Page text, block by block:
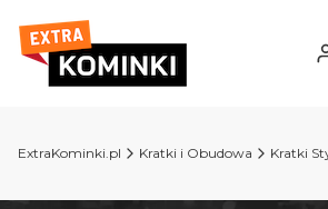
ExtraKominki.pl Kratki i Obudowa Kratki